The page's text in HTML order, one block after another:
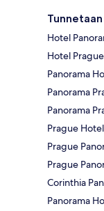
Hotel
Hotel
Panorama
Panorama
Panorama
Prague
Prague
Prague
Corinthia
Panorama